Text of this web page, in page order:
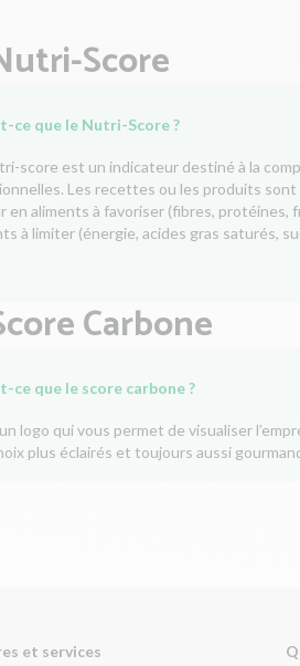
Score
ce que le Nutri-Score ?
score est un indicateur destiné à la
Les recettes ou les produits sont
en aliments à favoriser (fibres, protéines,
à limiter (énergie, acides gras saturés,
Carbone
ce que le score carbone ?
logo qui vous permet de visualiser
plus éclairés et toujours aussi
et services